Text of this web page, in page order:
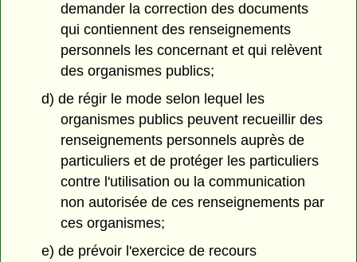
demander la correction des documents
qui contiennent des renseignements
personnels les concernant et qui relèvent
des organismes publics;
d) de régir le mode selon lequel les
organismes publics peuvent recueillir des
renseignements personnels auprès de
particuliers et de protéger les particuliers
contre l'utilisation ou la communication
non autorisée de ces renseignements par
ces organismes;
e) de prévoir l'exercice de recours